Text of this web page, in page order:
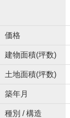
価格
建物面積(坪数)
土地面積(坪数)
築年月
種別 / 構造